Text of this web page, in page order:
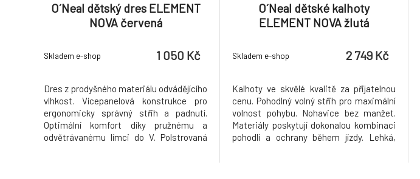
O´Neal dětský dres ELEMENT
NOVA červená
Skladem e-shop 1 050 Kč
Dres z prodyšného materiálu odvádějícího
vlhkost. Vícepanelová konstrukce pro
ergonomicky správný střih a padnutí.
Optimální komfort díky pružnému a
odvětrávanému límci do V. Polstrovaná
O´Neal dětské kalhoty
ELEMENT NOVA žlutá
Skladem e-shop 2 749 Kč
Kalhoty ve skvělé kvalitě za přijatelnou
cenu. Pohodlný volný střih pro maximální
volnost pohybu. Nohavice bez manžet.
Materiály poskytují dokonalou kombinaci
pohodlí a ochrany během jízdy. Lehká,